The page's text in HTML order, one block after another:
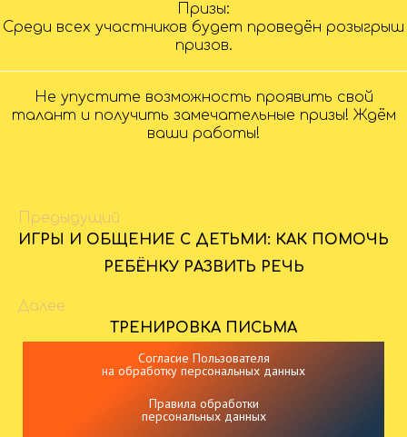
Призы:
Среди всех участников будет проведён розыгрыш
призов.
Не упустите возможность проявить свой
талант и получить замечательные призы! Ждём
ваши работы!
Предыдущий
ИГРЫ И ОБЩЕНИЕ С ДЕТЬМИ: КАК ПОМОЧЬ
РЕБЁНКУ РАЗВИТЬ РЕЧЬ
Далее
ТРЕНИРОВКА ПИСЬМА
Согласие Пользователя
на обработку персональных данных
Правила обработки
персональных данных